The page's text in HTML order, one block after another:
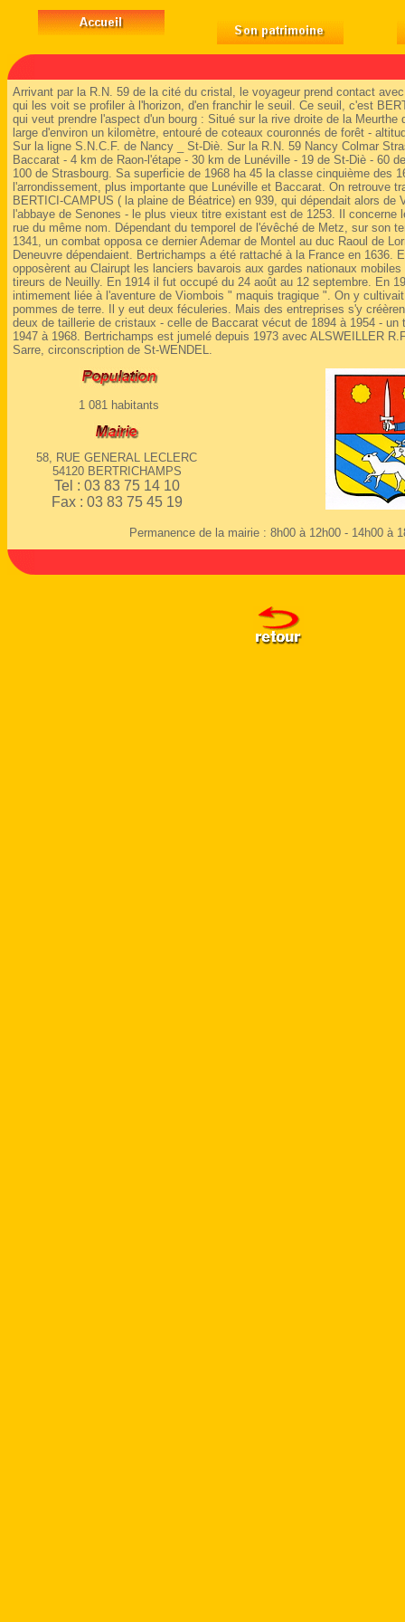
Arrivant par la R.N. 59 de la cité du cristal, le voyageur prend contact
qui les voit se profiler à l'horizon, d'en franchir le seuil. Ce seuil, c'est
qui veut prendre l'aspect d'un bourg : Situé sur la rive droite de la Meurthe
large d'environ un kilomètre, entouré de coteaux couronnés de forêt -
Sur la ligne S.N.C.F. de Nancy _ St-Diè. Sur la R.N. 59 Nancy Colmar
Baccarat - 4 km de Raon-l'étape - 30 km de Lunéville - 19 de St-Diè - 60
100 de Strasbourg. Sa superficie de 1968 ha 45 la classe cinquième des
l'arrondissement, plus importante que Lunéville et Baccarat. On retrouve
BERTICI-CAMPUS ( la plaine de Béatrice) en 939, qui dépendait alors de
l'abbaye de Senones - le plus vieux titre existant est de 1253. Il concerne
rue du même nom. Dépendant du temporel de l'évêché de Metz, sur son
1341, un combat opposa ce dernier Ademar de Montel au duc Raoul de
Deneuvre dépendaient. Bertrichamps a été rattaché à la France en 1636.
opposèrent au Clairupt les lanciers bavarois aux gardes nationaux
tireurs de Neuilly. En 1914 il fut occupé du 24 août au 12 septembre. En
intimement liée à l'aventure de Viombois " maquis tragique ". On y
pommes de terre. Il y eut deux féculeries. Mais des entreprises s'y
deux de taillerie de cristaux - celle de Baccarat vécut de 1894 à 1954 - un
1947 à 1968. Bertrichamps est jumelé depuis 1973 avec ALSWEILLER
Sarre, circonscription de St-WENDEL.
1 081 habitants
58, RUE GENERAL LECLERC
54120 BERTRICHAMPS
Tel : 03 83 75 14 10
Fax : 03 83 75 45 19
Permanence de la mairie : 8h00 à 12h00 - 14h00 à